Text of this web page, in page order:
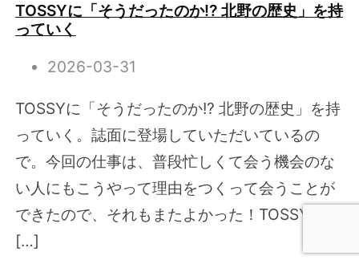
TOSSYに「そうだったのか!? 北野の歴史」を持
っていく
2026-03-31
TOSSYに「そうだったのか!? 北野の歴史」を持
っていく。誌面に登場していただいているの
で。今回の仕事は、普段忙しくて会う機会のな
い人にもこうやって理由をつくって会うことが
できたので、それもまたよかった！TOSSYとも
[…]